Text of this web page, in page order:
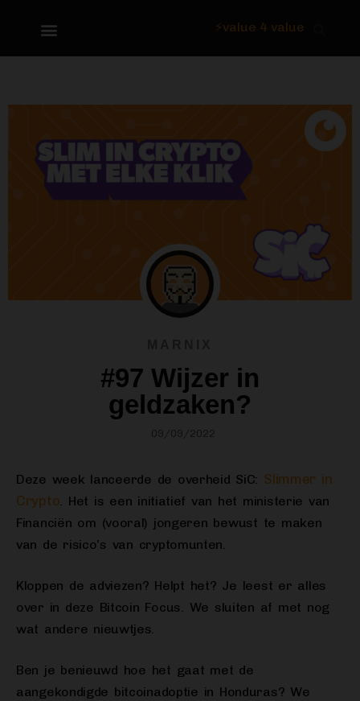
⚡value 4 value
#97 Wijzer in
geldzaken?
09/09/2022
Deze week lanceerde de overheid SiC: Slimmer in
Crypto. Het is een initiatief van het ministerie van
Financiën om (vooral) jongeren bewust te maken
van de risico’s van cryptomunten.
Kloppen de adviezen? Helpt het? Je leest er alles
over in deze Bitcoin Focus. We sluiten af met nog
wat andere nieuwtjes.
Ben je benieuwd hoe het gaat met de
aangekondigde bitcoinadoptie in Honduras? We